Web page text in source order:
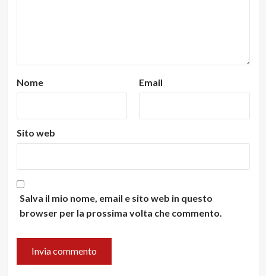
Nome Email
Sito web
Salva il mio nome, email e sito web in questo
browser per la prossima volta che commento.